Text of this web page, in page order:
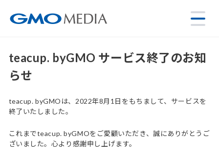
teacup. byGMO サービス終了のお知
らせ
teacup. byGMOは、2022年8月1日をもちまして、サービスを
終了いたしました。
これまでteacup. byGMOをご愛顧いただき、誠にありがとうご
ざいました。心より感謝申し上げます。